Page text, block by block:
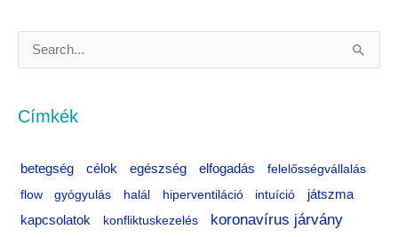
Címkék
betegség célok egészség elfogadás
felelősségvállalás
flow
gyógyulás halál hiperventiláció intuíció
játszma
kapcsolatok
konfliktuskezelés koronavírus járvány